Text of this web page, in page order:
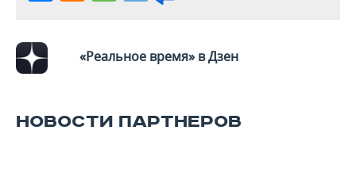
«Реальное время» в Дзен
НОВОСТИ ПАРТНЕРОВ